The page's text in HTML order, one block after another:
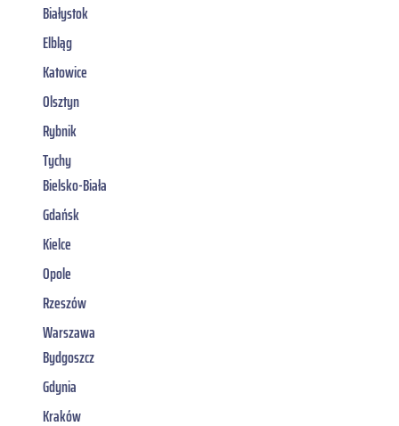
Białystok
Elbląg
Katowice
Olsztyn
Rybnik
Tychy
Bielsko-Biała
Gdańsk
Kielce
Opole
Rzeszów
Warszawa
Bydgoszcz
Gdynia
Kraków